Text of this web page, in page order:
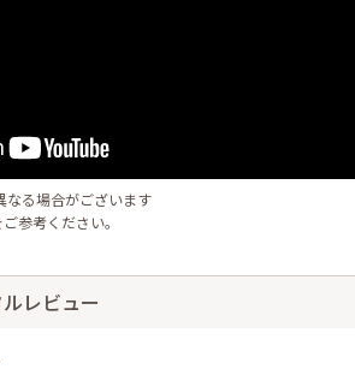
る場合がございます
参考ください。
レビュー